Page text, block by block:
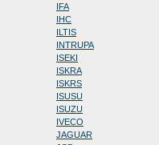
IFA
IHC
ILTIS
INTRUPA
ISEKI
ISKRA
ISKRS
ISUSU
ISUZU
IVECO
JAGUAR